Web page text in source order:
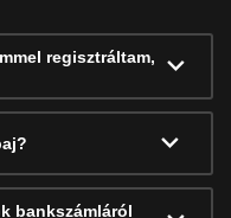
regisztráltam,
bankszámláról